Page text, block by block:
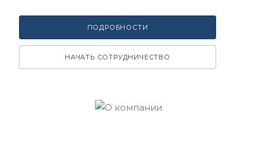
ПОДРОБНОСТИ
НАЧАТЬ СОТРУДНИЧЕСТВО